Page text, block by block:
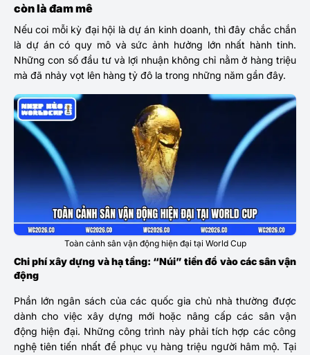
còn là đam mê
Nếu coi mỗi kỳ đại hội là dự án kinh doanh, thì đây chắc chắn
là dự án có quy mô và sức ảnh hưởng lớn nhất hành tinh.
Những con số đầu tư và lợi nhuận không chỉ nằm ở hàng triệu
mà đã nhảy vọt lên hàng tỷ đô la trong những năm gần đây.
Toàn cảnh sân vận động hiện đại tại World Cup
Chi phí xây dựng và hạ tầng: “Núi” tiền đổ vào các sân vận
động
Phần lớn ngân sách của các quốc gia chủ nhà thường được
dành cho việc xây dựng mới hoặc nâng cấp các sân vận
động hiện đại. Những công trình này phải tích hợp các công
nghệ tiên tiến nhất để phục vụ hàng triệu người hâm mộ. Tại